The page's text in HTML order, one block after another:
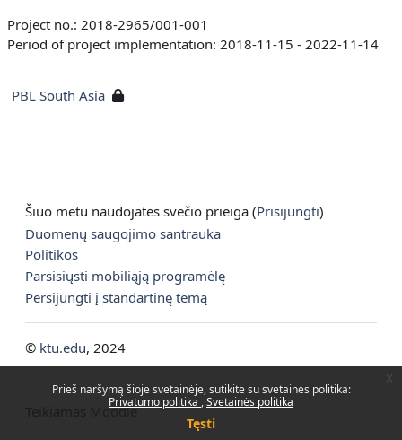
Prieš naršymą šioje svetainėje, sutikite su svetainės politika:
Privatumo politika Svetainės politika
Tęsti
Project no.: 2018-2965/001-001
Period of project implementation: 2018-11-15 - 2022-11-14
PBL South Asia
Šiuo metu naudojatės svečio prieiga (Prisijungti)
Duomenų saugojimo santrauka
Politikos
Parsisiųsti mobiliąją programėlę
Persijungti į standartinę temą
© ktu.edu, 2024
Moodle